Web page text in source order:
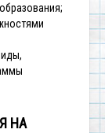
НА